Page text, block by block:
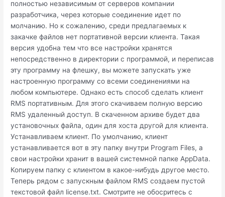
полностью независимым от серверов компании
разработчика, через которые соединение идет по
молчанию. Но к сожалению, среди предлагаемых к
закачке файлов нет портативной версии клиента. Такая
версия удобна тем что все настройки хранятся
непосредственно в директории с программой, и переписав
эту программу на флешку, вы можете запускать уже
настроенную программу со всеми соединениями на
любом компьютере. Однако есть способ сделать клиент
RMS портативным. Для этого скачиваем полную версию
RMS удаленный доступ. В скаченном архиве будет два
установочных файла, один для хоста другой для клиента.
Устанавливаем клиент. По умолчанию, клиент
устанавливается вот в эту папку внутри Program Files, а
свои настройки хранит в вашей системной папке AppData.
Копируем папку с клиентом в какое-нибудь другое место.
Теперь рядом с запускным файлом RMS создаем пустой
текстовой файл license.txt. Смотрите не обосритесь с